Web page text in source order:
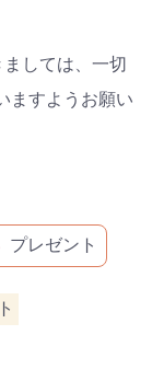
しては、一切
ますようお願い
プレゼント